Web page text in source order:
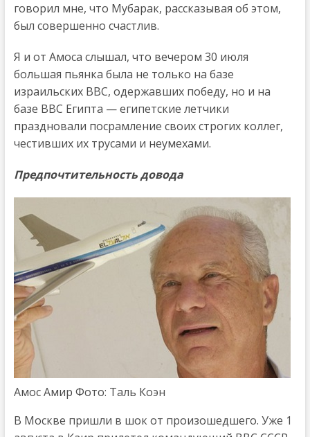
говорил мне, что Мубарак, рассказывая об этом,
был совершенно счастлив.
Я и от Амоса слышал, что вечером 30 июля
большая пьянка была не только на базе
израильских ВВС, одержавших победу, но и на
базе ВВС Египта — египетские летчики
праздновали посрамление своих строгих коллег,
честивших их трусами и неумехами.
Предпочтительность довода
Амос Амир Фото: Таль Коэн
В Москве пришли в шок от произошедшего. Уже 1